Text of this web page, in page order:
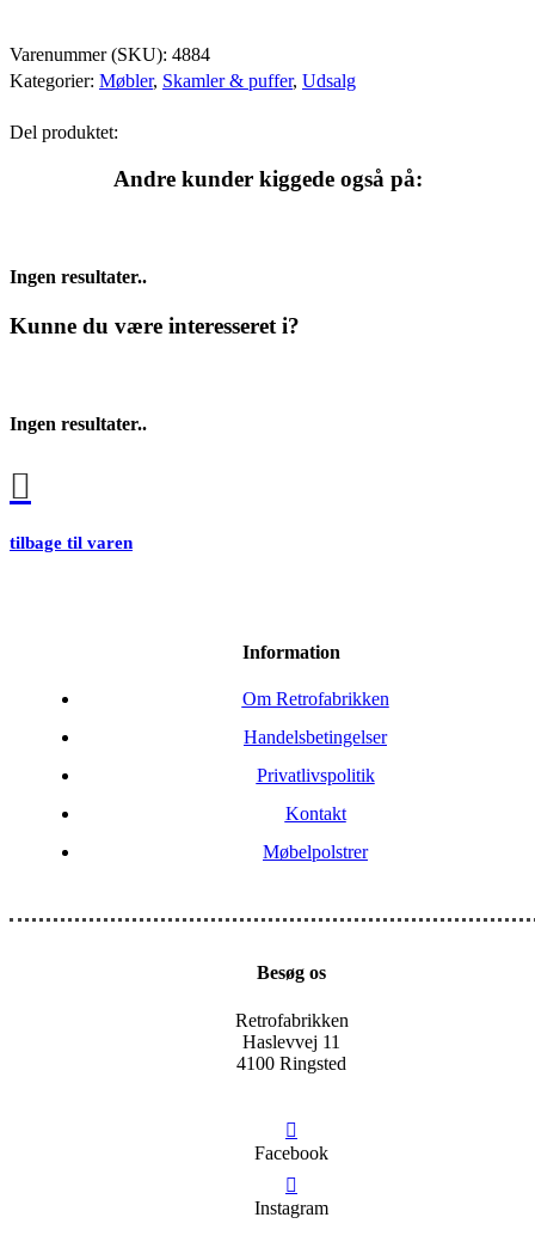
Varenummer (SKU): 4884
Kategorier: Møbler, Skamler & puffer, Udsalg
Del produktet:
Andre kunder kiggede også på:
Ingen resultater..
Kunne du være interesseret i?
Ingen resultater..
tilbage til varen
Information
Om Retrofabrikken
Handelsbetingelser
Privatlivspolitik
Kontakt
Møbelpolstrer
Besøg os
Retrofabrikken
Haslevvej 11
4100 Ringsted
Facebook
Instagram